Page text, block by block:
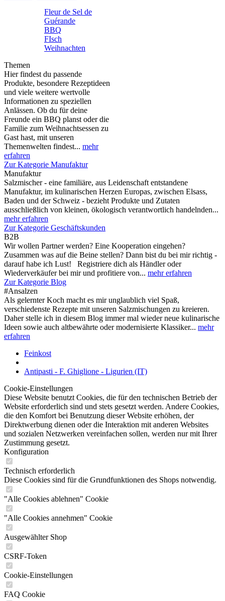
Fleur de Sel de
Guérande
BBQ
FIsch
Weihnachten
Themen
Hier findest du passende
Produkte, besondere Rezeptideen
und viele weitere wertvolle
Informationen zu speziellen
Anlässen. Ob du für deine
Freunde ein BBQ planst oder die
Familie zum Weihnachtsessen zu
Gast hast, mit unseren
Themenwelten findest... mehr
erfahren
Zur Kategorie Manufaktur
Manufaktur
Salzmischer - eine familiäre, aus Leidenschaft entstandene
Manufaktur, im kulinarischen Herzen Europas, zwischen Elsass,
Baden und der Schweiz - bezieht Produkte und Zutaten
ausschließlich von kleinen, ökologisch verantwortlich handelnden...
mehr erfahren
Zur Kategorie Geschäftskunden
B2B
Wir wollen Partner werden? Eine Kooperation eingehen?
Zusammen was auf die Beine stellen? Dann bist du bei mir richtig -
darauf habe ich Lust! Registriere dich als Händler oder
Wiederverkäufer bei mir und profitiere von... mehr erfahren
Zur Kategorie Blog
#Ansalzen
Als gelernter Koch macht es mir unglaublich viel Spaß,
verschiedenste Rezepte mit unseren Salzmischungen zu kreieren.
Daher stelle ich in diesem Blog immer mal wieder neue kulinarische
Ideen sowie auch altbewährte oder modernisierte Klassiker... mehr
erfahren
Feinkost
Antipasti - F. Ghiglione - Ligurien (IT)
Cookie-Einstellungen
Diese Website benutzt Cookies, die für den technischen Betrieb der
Website erforderlich sind und stets gesetzt werden. Andere Cookies,
die den Komfort bei Benutzung dieser Website erhöhen, der
Direktwerbung dienen oder die Interaktion mit anderen Websites
und sozialen Netzwerken vereinfachen sollen, werden nur mit Ihrer
Zustimmung gesetzt.
Konfiguration
Technisch erforderlich
Diese Cookies sind für die Grundfunktionen des Shops notwendig.
"Alle Cookies ablehnen" Cookie
"Alle Cookies annehmen" Cookie
Ausgewählter Shop
CSRF-Token
Cookie-Einstellungen
FAQ Cookie